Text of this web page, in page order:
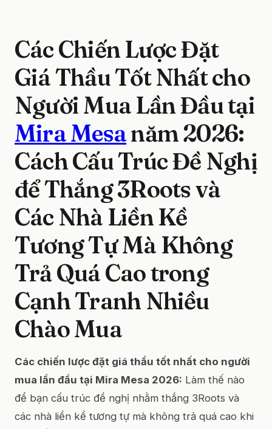
Các Chiến Lược Đặt
Giá Thầu Tốt Nhất cho
Người Mua Lần Đầu tại
Mira Mesanăm 2026:
Cách Cấu Trúc Đề Nghị
để Thắng 3Roots và
Các Nhà Liền Kề
Tương Tự Mà Không
Trả Quá Cao trong
Cạnh Tranh Nhiều
Chào Mua
Các chiến lược đặt giá thầu tốt nhất cho người
mua lần đầu tại Mira Mesa 2026: Làm thế nào
để bạn cấu trúc đề nghị nhằm thắng 3Roots và
các nhà liền kề tương tự mà không trả quá cao khi